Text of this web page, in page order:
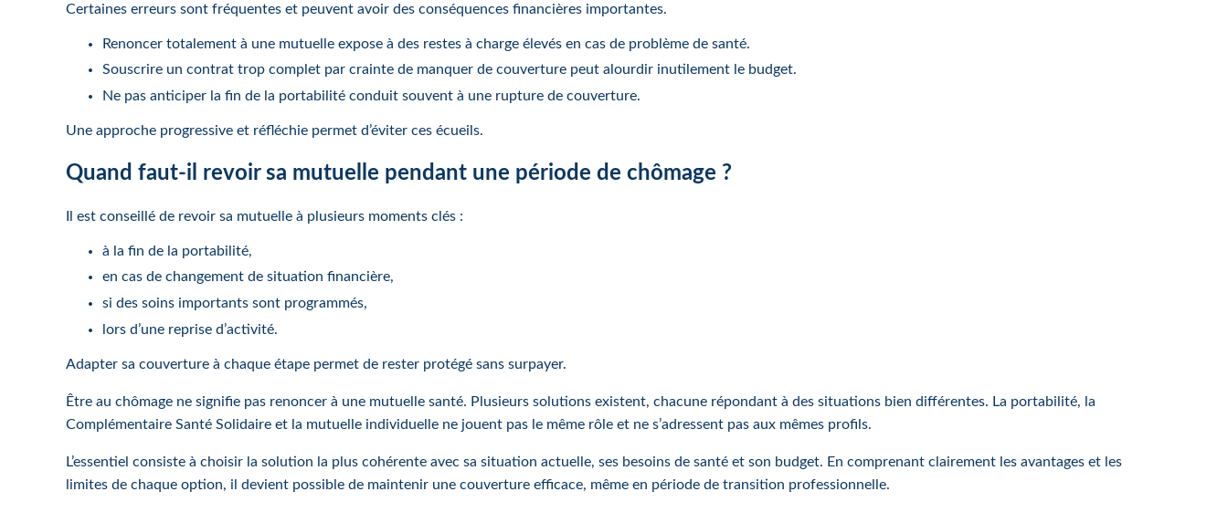
Certaines erreurs sont fréquentes et peuvent avoir des conséquences financières importantes.
Renoncer totalement à une mutuelle expose à des restes à charge élevés en cas de problème de santé.
Souscrire un contrat trop complet par crainte de manquer de couverture peut alourdir inutilement le budget.
Ne pas anticiper la fin de la portabilité conduit souvent à une rupture de couverture.
Une approche progressive et réfléchie permet d’éviter ces écueils.
Quand faut-il revoir sa mutuelle pendant une période de chômage ?
Il est conseillé de revoir sa mutuelle à plusieurs moments clés :
à la fin de la portabilité,
en cas de changement de situation financière,
si des soins importants sont programmés,
lors d’une reprise d’activité.
Adapter sa couverture à chaque étape permet de rester protégé sans surpayer.
Être au chômage ne signifie pas renoncer à une mutuelle santé. Plusieurs solutions existent, chacune répondant à des situations bien différentes. La portabilité, la
Complémentaire Santé Solidaire et la mutuelle individuelle ne jouent pas le même rôle et ne s’adressent pas aux mêmes profils.
L’essentiel consiste à choisir la solution la plus cohérente avec sa situation actuelle, ses besoins de santé et son budget. En comprenant clairement les avantages et les
limites de chaque option, il devient possible de maintenir une couverture efficace, même en période de transition professionnelle.